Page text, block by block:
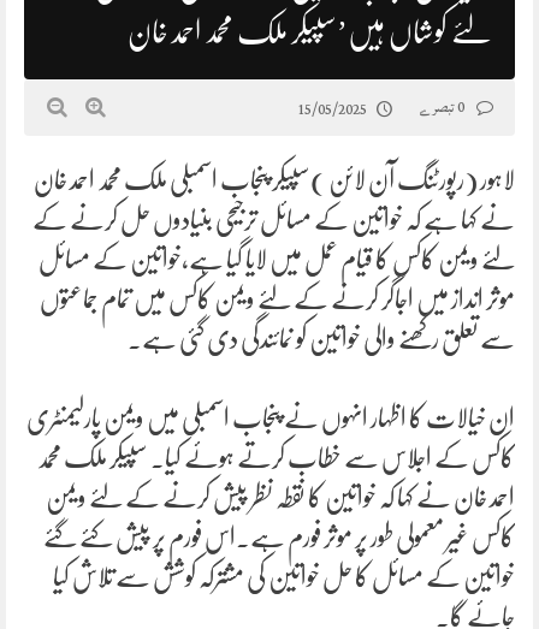
لئے کوشاں ہیں’سپیکر ملک محمد احمد خان
15/05/2025
لاہور (رپورٹنگ آن لائن )سپیکر پنجاب اسمبلی ملک محمد احمد خان
نے کہا ہے کہ خواتین کے مسائل ترجیحی بنیادوں حل کرنے کے
لئے ویمن کاکس کا قیام عمل میں لایا گیا ہے،خواتین کے مسائل
موثر انداز میں اجاگر کرنے کے لئے ویمن کاکس میں تمام جماعتوں
سے تعلق رکھنے والی خواتین کو نمائندگی دی گئی ہے۔
ان خیالات کا اظہار انہوں نے پنجاب اسمبلی میں ویمن پارلیمنٹری
کاکس کے اجلاس سے خطاب کرتے ہوئے کیا۔ سپیکر ملک محمد
احمد خان نے کہا کہ خواتین کا نقطہ نظر پیش کرنے کے لئے ویمن
کاکس غیر معمولی طور پر موثر فورم ہے۔اس فورم پر پیش کئے گئے
خواتین کے مسائل کا حل خواتین کی مشترکہ کوشش سے تلاش کیا
جائے گا۔